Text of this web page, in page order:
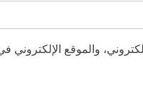
والموقع الإلكتروني